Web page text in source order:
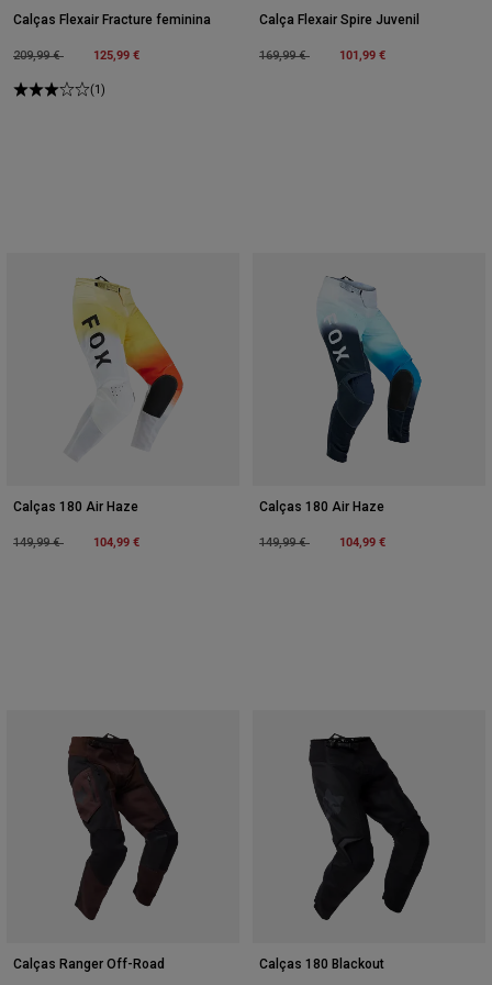
Calças Flexair Fracture feminina
Price reduced from
209,99 €to 125,99 €
(1)
Calça Flexair Spire Juvenil
Price reduced from
169,99 €to 101,99 €
Calças 180 Air Haze
Price reduced from
149,99 €to 104,99 €
Calças 180 Air Haze
Price reduced from
149,99 €to 104,99 €
Calças Ranger Off-Road Calças 180 Blackout